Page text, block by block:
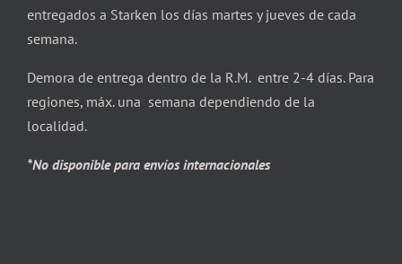
entregados a Starken los días martes y jueves de cada
semana.
Demora de entrega dentro de la R.M. entre 2-4 días. Para
regiones, máx. una semana dependiendo de la
localidad.
*No disponible para envíos internacionales